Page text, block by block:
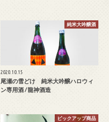
純米大吟醸酒
2020.10.15
尾瀬の雪どけ 純米大吟醸ハロウィ
ン専用酒 / 龍神酒造
ピックアップ商品